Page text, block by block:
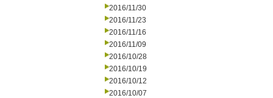
2016/11/30
2016/11/23
2016/11/16
2016/11/09
2016/10/28
2016/10/19
2016/10/12
2016/10/07